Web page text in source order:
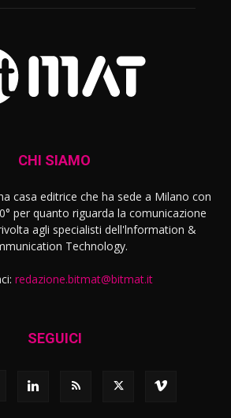
CHI SIAMO
casa editrice che ha sede a Milano con
per quanto riguarda la comunicazione
agli specialisti dell'lnformation &
Technology.
redazione.bitmat@bitmat.it
SEGUICI